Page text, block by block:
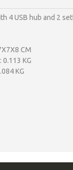
4 USB hub and 2
CM
0.113 KG
KG